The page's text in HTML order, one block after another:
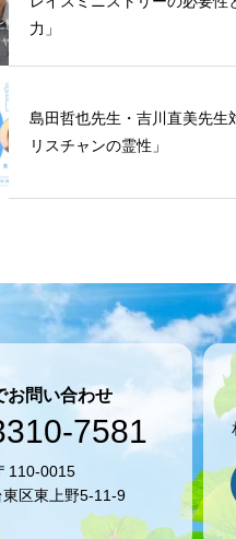
力」
島田哲也先生・吉川直美先生
リスチャンの霊性」
お問い合わせ
7581
110-0015
区東上野5-11-9